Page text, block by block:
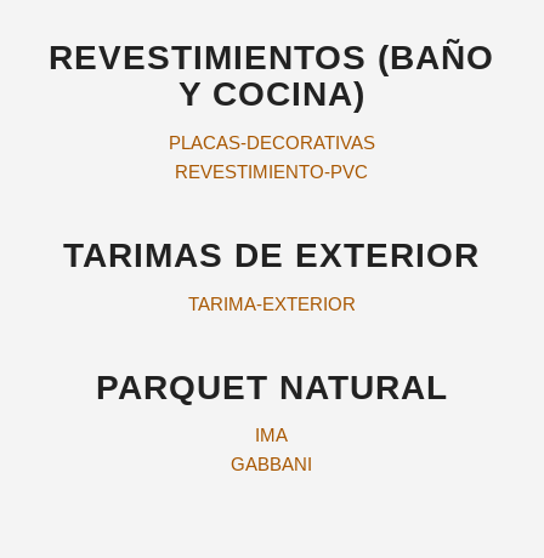
REVESTIMIENTOS (BAÑO
Y COCINA)
PLACAS-DECORATIVAS
REVESTIMIENTO-PVC
TARIMAS DE EXTERIOR
TARIMA-EXTERIOR
PARQUET NATURAL
IMA
GABBANI